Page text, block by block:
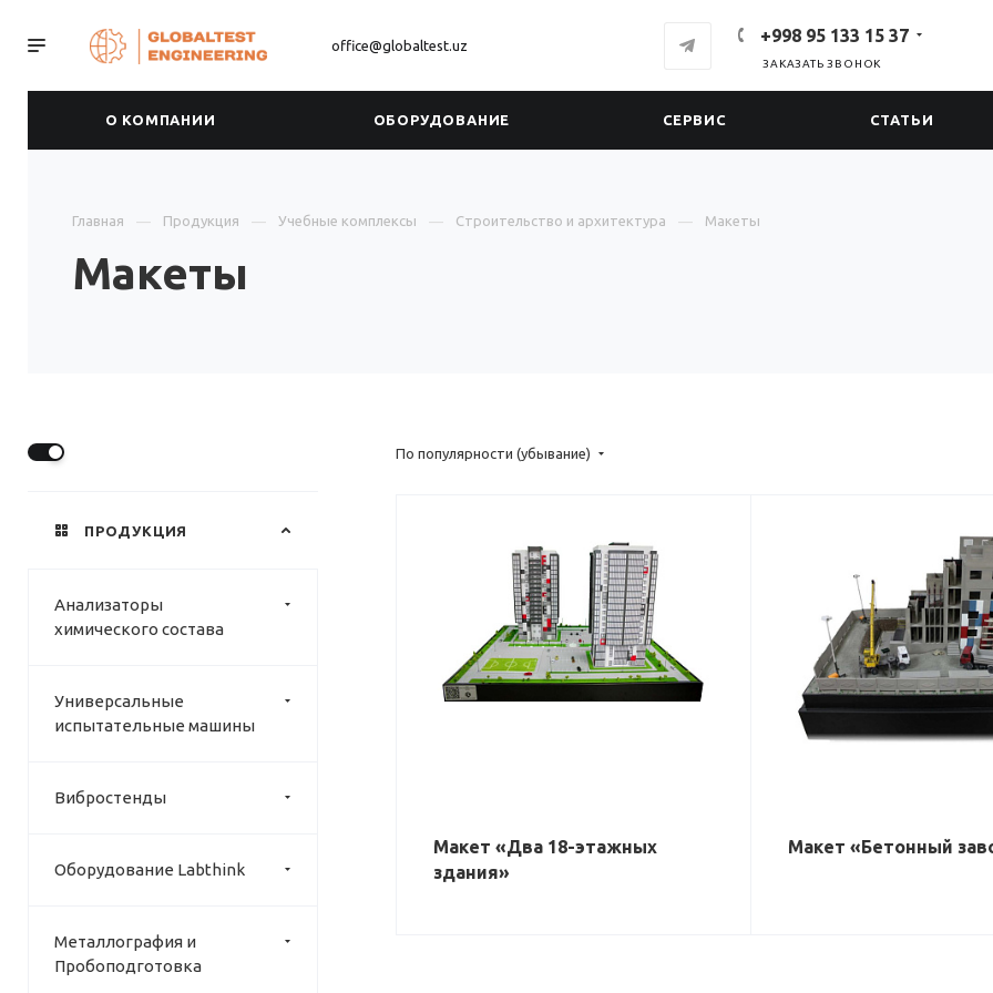
office@globaltest.uz +998 95 133 15 37
ЗАКАЗАТЬ ЗВОНОК
О КОМПАНИИ ОБОРУДОВАНИЕ СЕРВИС СТАТЬИ
Главная Продукция Учебные комплексы Строительство и архитектура Макеты
Макеты
ПРОДУКЦИЯ
Анализаторы
химического состава
Универсальные
испытательные машины
Вибростенды
Оборудование Labthink
Металлография и
Пробоподготовка
По популярности (убывание)
Макет «Два 18-этажных
здания»
Макет «Бетонный